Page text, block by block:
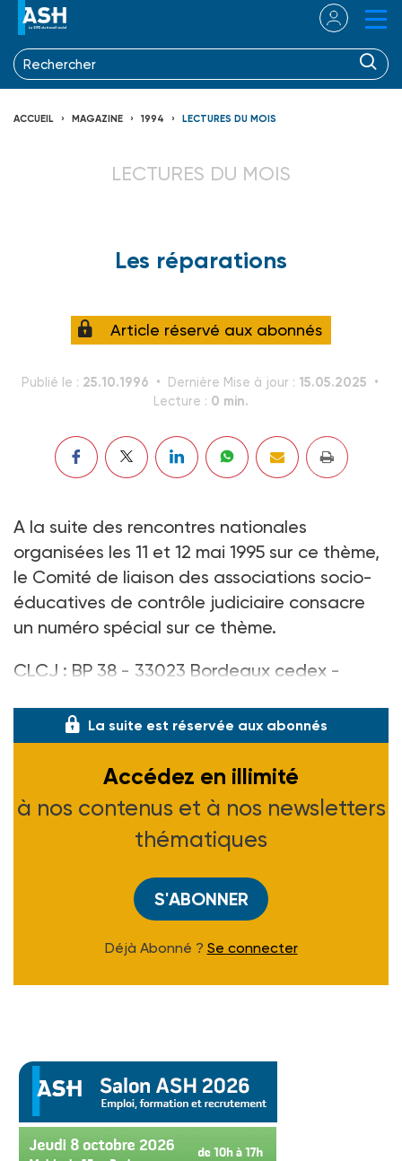
ACCUEIL MAGAZINE 1994 LECTURES DU MOIS
LECTURES DU MOIS
Les réparations
Article réservé aux abonnés
Publié le : 25.10.1996 Dernière Mise à jour : 15.05.2025
Lecture : 0 min.
A la suite des rencontres nationales
organisées les 11 et 12 mai 1995 sur ce thème,
le Comité de liaison des associations socio-
éducatives de contrôle judiciaire consacre
un numéro spécial sur ce thème.
CLCJ : BP 38 - 33023 Bordeaux cedex -
La suite est réservée aux abonnés
Accédez en illimité
à nos contenus et à nos newsletters
thématiques
S'ABONNER
Déjà Abonné ? Se connecter